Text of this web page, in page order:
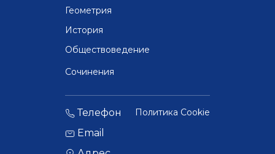
Геометрия
История
Обществоведение
Сочинения
Политика Cookie
Телефон
Email